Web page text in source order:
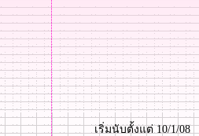
เริ่มนับตั้งแต่ 10/1/08